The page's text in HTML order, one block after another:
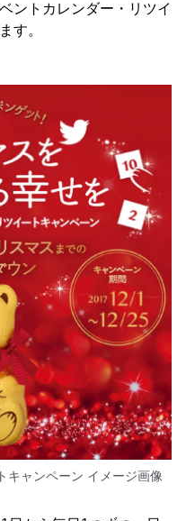
ントカレンダー・リツイ
す。
キャンペーン イメージ画像